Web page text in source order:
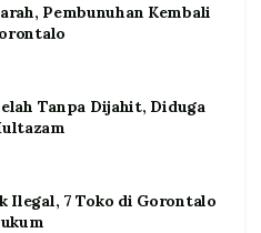
Pembunuhan Kembali
Tanpa Dijahit, Diduga
Ilegal, 7 Toko di Gorontalo